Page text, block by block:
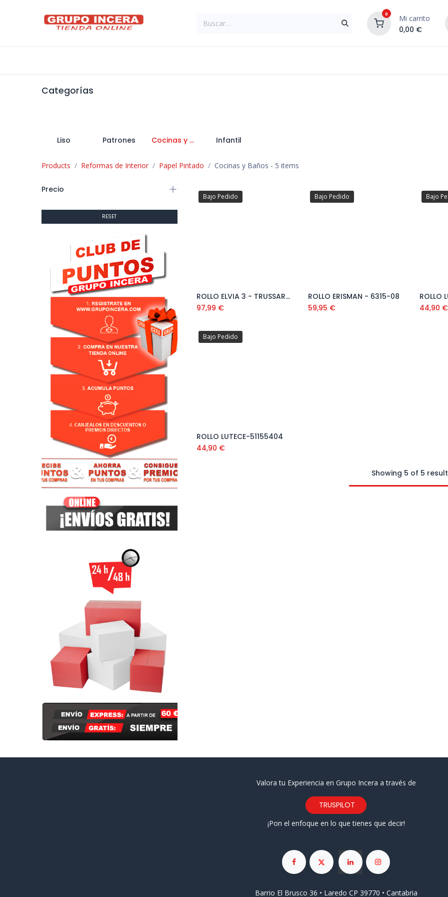
0 Mi carrito
0,00 €
Categorías
Liso Patrones Cocinas y Baños Infantil
Products Reformas de Interior Papel Pintado Cocinas y Baños - 5 items
Precio
RESET
Bajo Pedido
ROLLO ELVIA 3 - TRUSSARDI-Z5825
97,99 €
Bajo Pedido
ROLLO ERISMAN - 6315-08
59,95 €
Bajo
ROLLO
44,90 €
Bajo Pedido
ROLLO LUTECE-51155404
44,90 €
Showing 5 of 5
Valora tu Experiencia en Grupo Incera a través de
TRUSPILOT
¡Pon el enfoque en lo que tienes que decir!
Barrio El Brusco 36 • Laredo CP 39770 • Cantabria